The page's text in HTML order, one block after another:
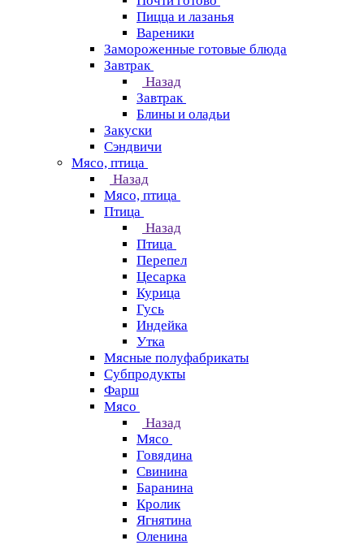
Пицца и лазанья
Вареники
Замороженные готовые блюда
Завтрак
Назад
Завтрак
Блины и оладьи
Закуски
Сэндвичи
Мясо, птица
Назад
Мясо, птица
Птица
Назад
Птица
Перепел
Цесарка
Курица
Гусь
Индейка
Утка
Мясные полуфабрикаты
Субпродукты
Фарш
Мясо
Назад
Мясо
Говядина
Свинина
Баранина
Кролик
Ягнятина
Оленина